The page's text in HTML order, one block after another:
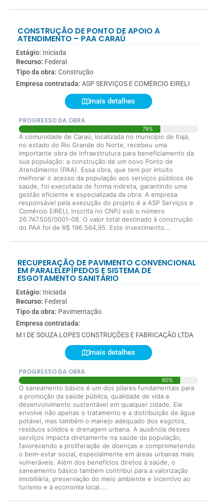
CONSTRUÇÃO DE PONTO DE APOIO A
ATENDIMENTO – PAA CARAÚ
Estágio: Iniciada
Recurso: Federal
Tipo da obra: Construção
Empresa contratada: ASP SERVIÇOS E COMÉRCIO EIRELI
mais detalhes
PROGRESSO DA OBRA
79%
A comunidade de Caraú, localizada no município de Itajá,
no estado do Rio Grande do Norte, recebeu uma
importante obra de infraestrutura para beneficiamento da
sua população: a construção de um novo Ponto de
Atendimento (PAA). Essa obra, que tem por intuito
melhorar o acesso da população aos serviços públicos de
saúde, foi executada de forma indireta, garantindo uma
gestão eficiente e especializada da obra. A empresa
responsável pela execução do projeto é a ASP Serviços e
Comércio EIRELI, inscrita no CNPJ sob o número
26.747.505/0001-08. O valor total destinado à construção
do PAA foi de R$ 196.564,95. Este investimento...
RECUPERAÇÃO DE PAVIMENTO CONVENCIONAL
EM PARALELEPÍPEDOS E SISTEMA DE
ESGOTAMENTO SANITÁRIO
Estágio: Iniciada
Recurso: Federal
Tipo da obra: Pavimentação
Empresa contratada:
M I DE SOUZA LOPES CONSTRUÇÕES E FABRICAÇÃO LTDA
mais detalhes
PROGRESSO DA OBRA
90%
O saneamento básico é um dos pilares fundamentais para
a promoção da saúde pública, qualidade de vida e
desenvolvimento sustentável em qualquer cidade. Ele
envolve não apenas o tratamento e a distribuição de água
potável, mas também o manejo adequado dos esgotos,
resíduos sólidos e drenagem urbana. A ausência desses
serviços impacta diretamente na saúde da população,
favorecendo a proliferação de doenças e comprometendo
o bem-estar social, especialmente em áreas urbanas mais
vulneráveis. Além dos benefícios diretos à saúde, o
saneamento básico também contribui para a valorização
imobiliária, preservação do meio ambiente e incentivo ao
turismo e à economia local....